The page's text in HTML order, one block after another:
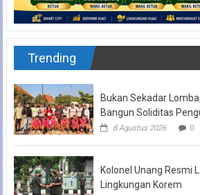
Trending
Bukan Sekadar
Bangun Soliditas
8 Agustus 2026 0
Kolonel Unang Resmi
Lingkungan Korem